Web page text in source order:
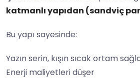
katmanlı yapıdan (sandviç
Bu yapı sayesinde:
Yazın serin, kışın sıcak ortam
Enerji maliyetleri düşer